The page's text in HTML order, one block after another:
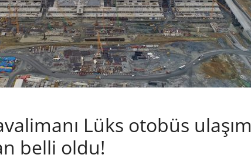
Lüks otobüs ulaşım
belli oldu!